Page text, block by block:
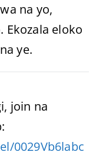
na yo,
Ekozala eloko
ye.
join na
0029Vb6labc